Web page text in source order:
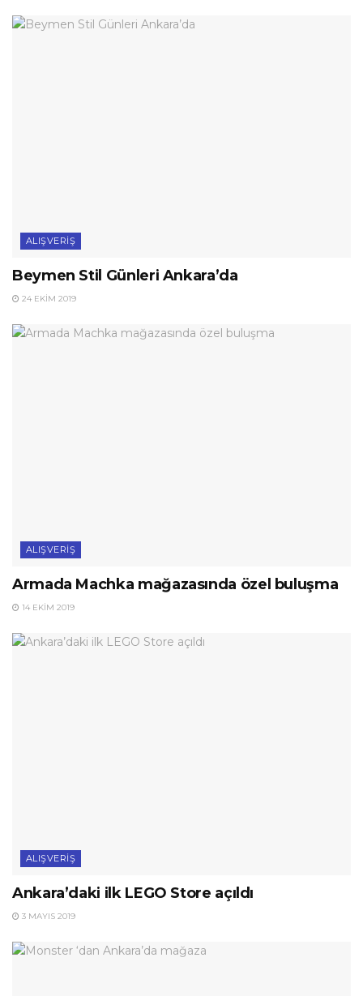
ALIŞVERIŞ
Beymen Stil Günleri Ankara’da
24 EKIM 2019
ALIŞVERIŞ
Armada Machka mağazasında özel buluşma
14 EKIM 2019
ALIŞVERIŞ
Ankara’daki ilk LEGO Store açıldı
3 MAYIS 2019